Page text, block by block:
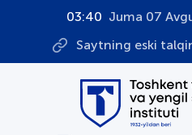
03:40 Juma 07
Saytning eski